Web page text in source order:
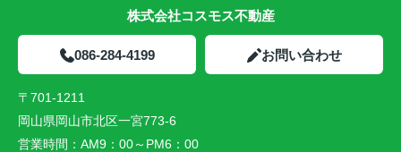
株式会社コスモス不動産
086-284-4199 お問い合わせ
〒701-1211
岡山県岡山市北区一宮773-6
営業時間： AM9：00～PM6：00